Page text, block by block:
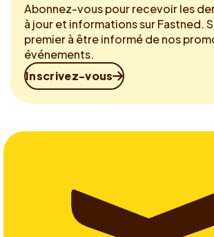
Abonnez-vous pour recevoir les
à jour et informations sur Fastned.
premier à être informé de nos
événements.
Inscrivez-vous